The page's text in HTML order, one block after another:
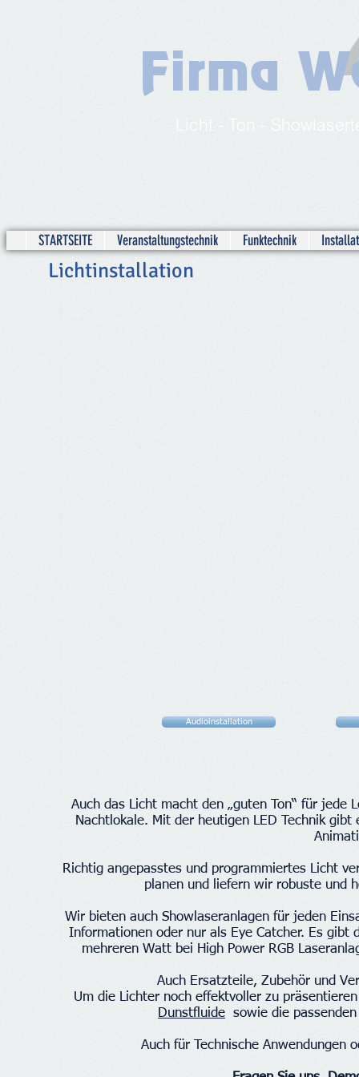
Firma
Licht - Ton -
STARTSEITE Veranstaltungstechnik Funktechnik
Lichtinstallation
Audioinstallation
Auch das Licht macht den „guten Ton“ für jede
Nachtlokale. Mit der heutigen LED Technik
Richtig angepasstes und programmiertes Licht
planen und liefern wir robuste und
Wir bieten auch Showlaseranlagen für jeden
Informationen oder nur als Eye Catcher. Es
mehreren Watt bei High Power RGB
Auch Ersatzteile, Zubehör und
Um die Lichter noch effektvoller zu
Dunstfluide sowie die
Auch für Technische Anwendungen